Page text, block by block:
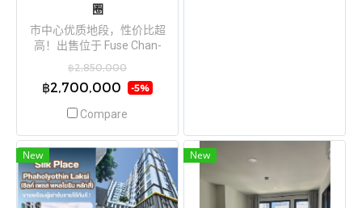
圈
市中心优质地段，性价比超
高！出售位于 Fuse Chan-
室单位，面积 32.55 平方米，
设施齐全，交通便利，紧邻曼
谷核心商务区，该房源位于
Fuse Chan-Sathorn 项目 B 栋
5 楼，近泳池，环境宁静，位
置优越，可快速通达 Silom 和
Sathorn 等重要商圈
฿2,850,000
฿2,700,000 -5%
Compare
New New